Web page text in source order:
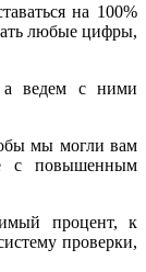
на 100%
любые цифры,
ведем с ними
мы могли вам
с повышенным
процент, к
проверки,